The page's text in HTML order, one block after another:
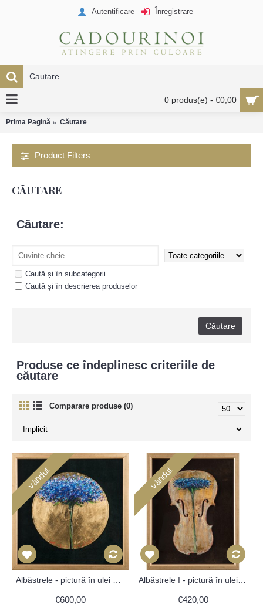
Autentificare Înregistrare
0 produs(e) - €0,00
Prima Pagină Căutare
Product Filters
CĂUTARE
Căutare:
Caută și în subcategorii
Caută și în descrierea produselor
Produse ce îndeplinesc criteriile de
căutare
Comparare produse (0)
vândut
€600,00
vândut
€420,00